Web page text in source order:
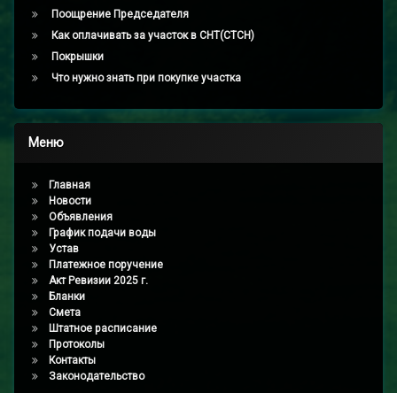
Поощрение Председателя
Как оплачивать за участок в СНТ(СТСН)
Покрышки
Что нужно знать при покупке участка
Меню
Главная
Новости
Объявления
График подачи воды
Устав
Платежное поручение
Акт Ревизии 2025 г.
Бланки
Смета
Штатное расписание
Протоколы
Контакты
Законодательство